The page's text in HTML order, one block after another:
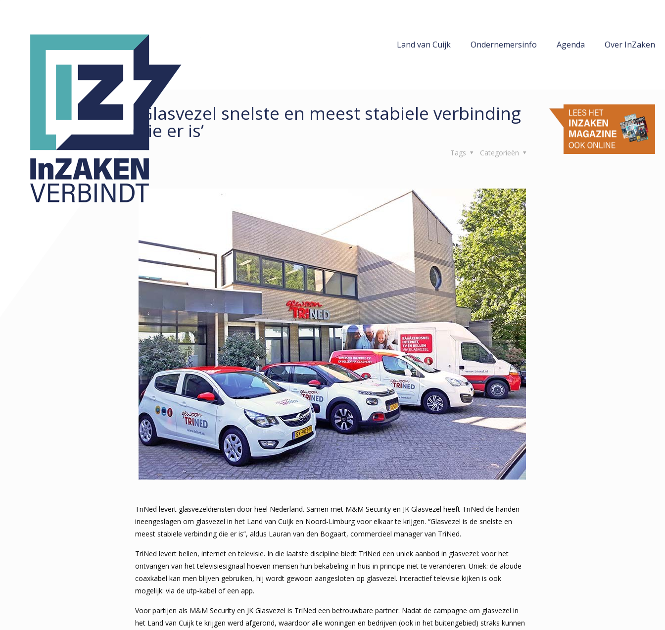
Land van Cuijk Ondernemersinfo Agenda Over InZaken
‘Glasvezel snelste en meest stabiele verbinding
die er is’
Categorieën
Tags
TriNed levert glasvezeldiensten door heel Nederland. Samen met M&M Security en JK Glasvezel heeft TriNed de handen
ineengeslagen om glasvezel in het Land van Cuijk en Noord-Limburg voor elkaar te krijgen. “Glasvezel is de snelste en
meest stabiele verbinding die er is”, aldus Lauran van den Bogaart, commercieel manager van TriNed.
TriNed levert bellen, internet en televisie. In die laatste discipline biedt TriNed een uniek aanbod in glasvezel: voor het
ontvangen van het televisiesignaal hoeven mensen hun bekabeling in huis in principe niet te veranderen. Uniek: de aloude
coaxkabel kan men blijven gebruiken, hij wordt gewoon aangesloten op glasvezel. Interactief televisie kijken is ook
mogelijk: via de utp-kabel of een app.
Voor partijen als M&M Security en JK Glasvezel is TriNed een betrouwbare partner. Nadat de campagne om glasvezel in
het Land van Cuijk te krijgen werd afgerond, waardoor alle woningen en bedrijven (ook in het buitengebied) straks kunnen
ARTIKELEN
COLUMNS
KORTE ZAKEN